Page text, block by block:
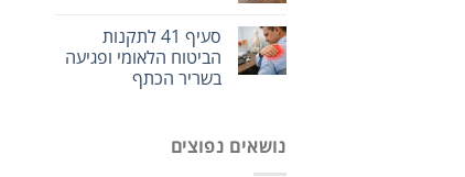
סעיף 41 לתקנות
הביטוח הלאומי ופגיעה
בשריר הכתף
נושאים נפוצים